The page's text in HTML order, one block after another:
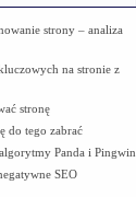
strony – analiza
na stronie z
stronę
do tego zabrać
Panda i Pingwin
SEO